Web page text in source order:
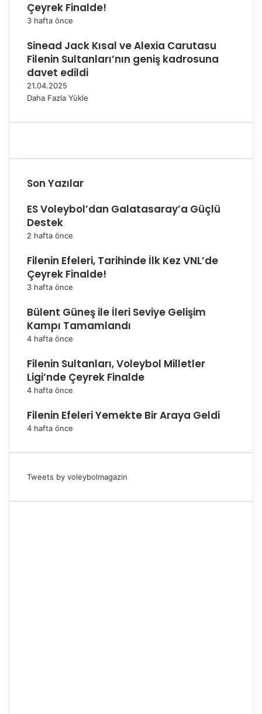
a
n
Çeyrek Finalde!
3 hafta önce
Sinead Jack Kısal ve Alexia Carutasu
Filenin Sultanları’nın geniş kadrosuna
davet edildi
21.04.2025
Daha Fazla Yükle
Son Yazılar
ES Voleybol’dan Galatasaray’a Güçlü
Destek
2 hafta önce
Filenin Efeleri, Tarihinde İlk Kez VNL’de
Çeyrek Finalde!
3 hafta önce
Bülent Güneş ile İleri Seviye Gelişim
Kampı Tamamlandı
4 hafta önce
Filenin Sultanları, Voleybol Milletler
Ligi’nde Çeyrek Finalde
4 hafta önce
Filenin Efeleri Yemekte Bir Araya Geldi
4 hafta önce
Tweets by voleybolmagazin